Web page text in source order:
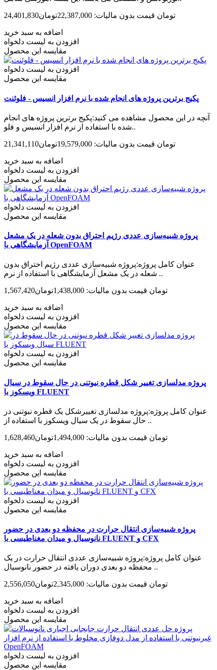
24,401,830تومان قیمت بدون مالیات: 22,387,000تومان
اضافه به سبد خرید
افزودن به لیست دلخواه
مقایسه این محصول
افزودن به لیست دلخواه
مقایسه این محصول
پکیج برترین پروژه های انجام شده با نرم افزار انسیس - فلوئنت
آنچه در این محصول مشاهده می کنید:پکیج برترین پروژه های انجام
شده با استفاده از نرم افزار انسیس و فلو..
21,341,110تومان قیمت بدون مالیات: 19,579,000تومان
اضافه به سبد خرید
افزودن به لیست دلخواه
مقایسه این محصول
افزودن به لیست دلخواه
مقایسه این محصول
پروژه شبیه‌سازی عددی رژیم احتراق بدون شعله در یک مشعل
آزمایشگاهی با OpenFOAM
عنوان کامل پروژه:پروژه شبیه‌سازی عددی رژیم احتراق بدون
شعله در یک مشعل آزمایشگاهی با استفاده از نرم ..
1,567,420تومان قیمت بدون مالیات: 1,438,000تومان
اضافه به سبد خرید
افزودن به لیست دلخواه
مقایسه این محصول
افزودن به لیست دلخواه
مقایسه این محصول
پروژه مدل­سازی تغییر شکل قطره نیوتنی در حال سقوط در سیال
ویسکوز با FLUENT
عنوان کامل پروژه:پروژه مدل­سازی تغییرشکل یک قطره نیوتنی در
حال سقوط در یک سیال ویسکوز با استفاده از ..
1,628,460تومان قیمت بدون مالیات: 1,494,000تومان
اضافه به سبد خرید
افزودن به لیست دلخواه
مقایسه این محصول
افزودن به لیست دلخواه
مقایسه این محصول
پروژه شبیه‌سازی انتقال حرارت در محفظه دو بعدی در حضور
نانوسیال و میدان مغناطیسی با FLUENT و CFX
عنوان کامل پروژه:پروژه شبیه‌سازی عددی انتقال حرارت در یک
محفظه دو بعدی دوران یافته در حضور نانوسیال ..
2,556,050تومان قیمت بدون مالیات: 2,345,000تومان
اضافه به سبد خرید
افزودن به لیست دلخواه
مقایسه این محصول
افزودن به لیست دلخواه
مقایسه این محصول